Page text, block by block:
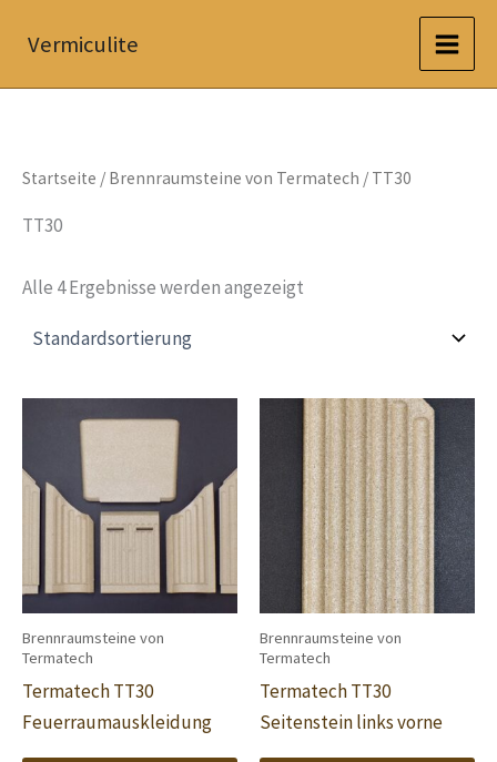
InhaltVermiculite
Startseite / Brennraumsteine von Termatech / TT30
TT30
Alle 4 Ergebnisse werden angezeigt
Brennraumsteine von
Termatech
Termatech TT30
Feuerraumauskleidung
Brennraumsteine von
Termatech
Termatech TT30
Seitenstein links vorne